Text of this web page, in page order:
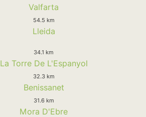
Valfarta
54.5 km
Lleida
34.1 km
La Torre De L'Espanyol
32.3 km
Benissanet
31.6 km
Mora D'Ebre